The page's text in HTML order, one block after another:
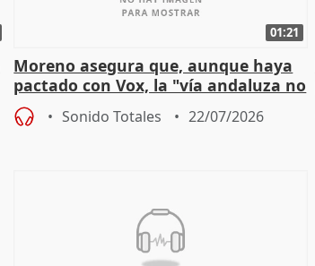
01:21
Moreno asegura que, aunque haya
pactado con Vox, la "vía andaluza no
ha muerto" ni él va a "cambiar"
Sonido Totales 22/07/2026